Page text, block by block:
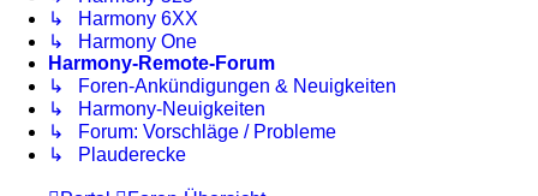
↳ Harmony 6XX
↳ Harmony One
Harmony-Remote-Forum
↳ Foren-Ankündigungen & Neuigkeiten
↳ Harmony-Neuigkeiten
↳ Forum: Vorschläge / Probleme
↳ Plauderecke